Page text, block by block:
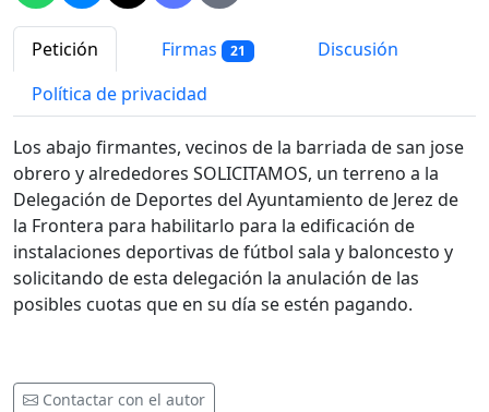
Petición Firmas 21
Discusión
Política de privacidad
Los abajo firmantes, vecinos de la barriada de san jose
obrero y alrededores SOLICITAMOS, un terreno a la
Delegación de Deportes del Ayuntamiento de Jerez de
la Frontera para habilitarlo para la edificación de
instalaciones deportivas de fútbol sala y baloncesto y
solicitando de esta delegación la anulación de las
posibles cuotas que en su día se estén pagando.
Contactar con el autor